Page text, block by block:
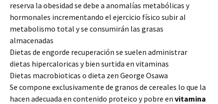
reserva la obesidad se debe a anomalías metabólicas y
hormonales incrementando el ejercicio físico subir al
metabolismo total y se consumirán las grasas
almacenadas
Dietas de engorde recuperación se suelen administrar
dietas hipercaloricas y bien surtida en vitaminas
Dietas macrobioticas o dieta zen George Osawa
Se compone exclusivamente de granos de cereales lo que la
hacen adecuada en contenido proteico y pobre en vitamina